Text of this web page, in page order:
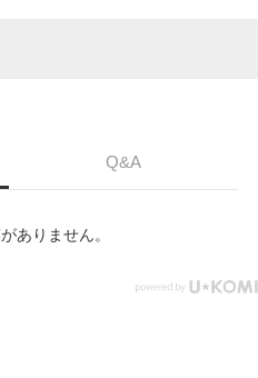
Q&A
ありません。